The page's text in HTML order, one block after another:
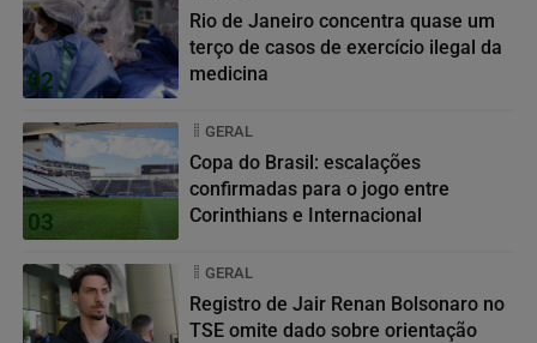
02
Rio de Janeiro concentra quase um
terço de casos de exercício ilegal da
medicina
03
GERAL
Copa do Brasil: escalações
confirmadas para o jogo entre
Corinthians e Internacional
GERAL
Registro de Jair Renan Bolsonaro no
TSE omite dado sobre orientação